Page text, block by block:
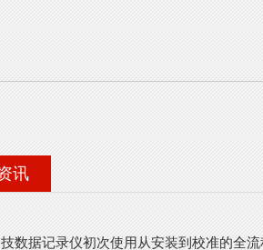
讯
数据记录仪初次使用从安装到校准的全流